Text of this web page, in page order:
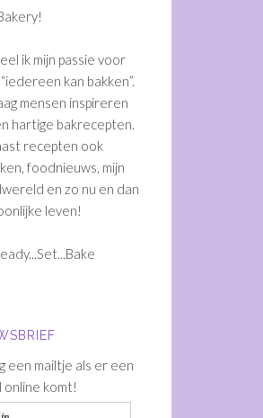
ik mijn passie voor
kan bakken”.
mensen inspireren
hartige bakrecepten.
recepten ook
foodnieuws, mijn
en zo nu en dan
leven!
een mailtje als er een
komt!